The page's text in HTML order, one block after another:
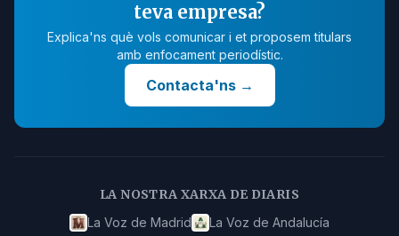
teva empresa?
Explica'ns què vols comunicar i et proposem titulars
amb enfocament periodístic.
Contacta'ns→
LA NOSTRA XARXA DE DIARIS
La Voz de Madrid La Voz de Andalucía